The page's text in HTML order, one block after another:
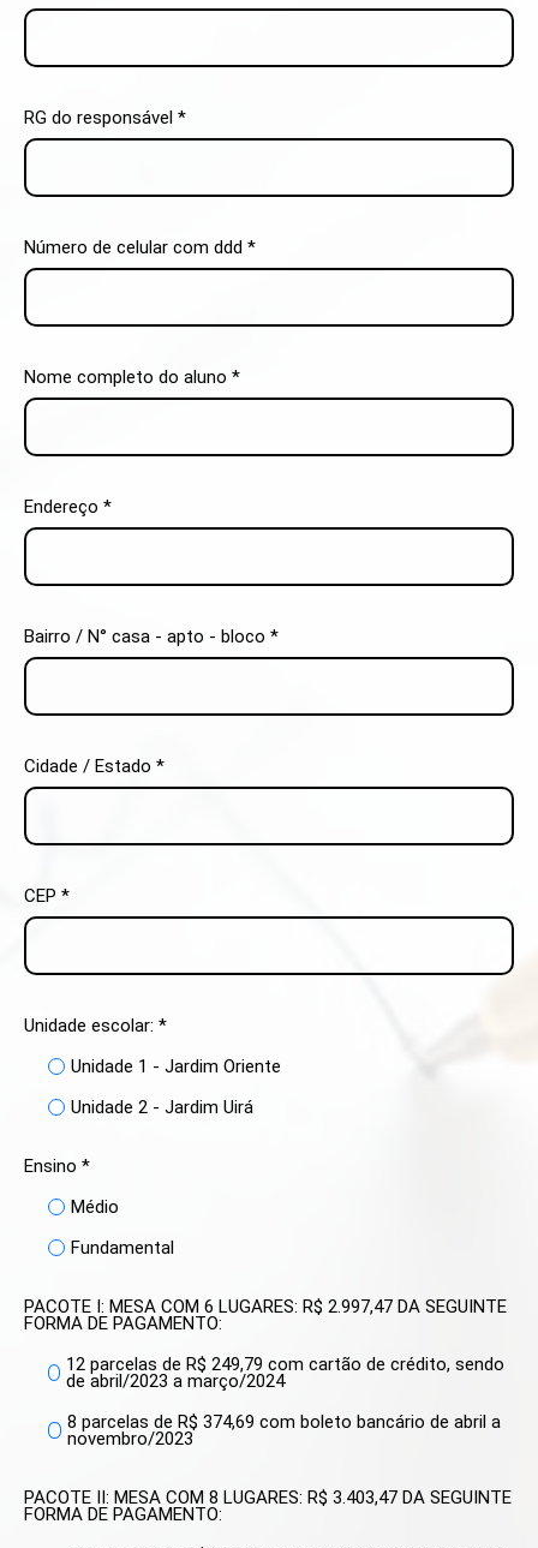
RG do responsável *
Número de celular com ddd *
Nome completo do aluno *
Endereço *
Bairro / N° casa - apto - bloco *
Cidade / Estado *
CEP *
Unidade escolar: *
Unidade 1 - Jardim Oriente
Unidade 2 - Jardim Uirá
Ensino *
Médio
Fundamental
PACOTE I: MESA COM 6 LUGARES: R$ 2.997,47 DA SEGUINTE
FORMA DE PAGAMENTO:
12 parcelas de R$ 249,79 com cartão de crédito, sendo
de abril/2023 a março/2024
8 parcelas de R$ 374,69 com boleto bancário de abril a
novembro/2023
PACOTE II: MESA COM 8 LUGARES: R$ 3.403,47 DA SEGUINTE
FORMA DE PAGAMENTO: